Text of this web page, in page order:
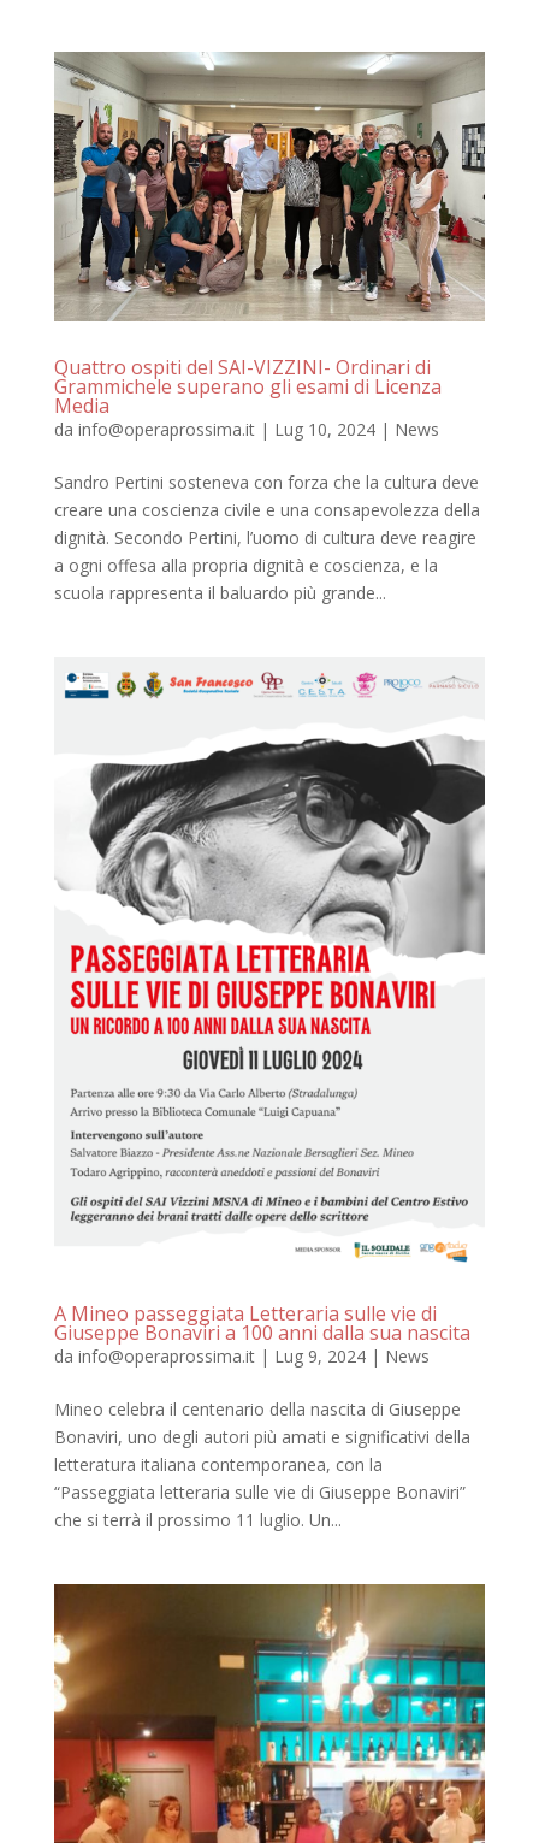
Quattro ospiti del SAI-VIZZINI- Ordinari di
Grammichele superano gli esami di Licenza
Media
da info@operaprossima.it| Lug 10, 2024| News
Sandro Pertini sosteneva con forza che la cultura deve
creare una coscienza civile e una consapevolezza della
dignità. Secondo Pertini, l’uomo di cultura deve reagire
a ogni offesa alla propria dignità e coscienza, e la
scuola rappresenta il baluardo più grande...
A Mineo passeggiata Letteraria sulle vie di
Giuseppe Bonaviri a 100 anni dalla sua nascita
da info@operaprossima.it| Lug 9, 2024| News
Mineo celebra il centenario della nascita di Giuseppe
Bonaviri, uno degli autori più amati e significativi della
letteratura italiana contemporanea, con la
“Passeggiata letteraria sulle vie di Giuseppe Bonaviri”
che si terrà il prossimo 11 luglio. Un...